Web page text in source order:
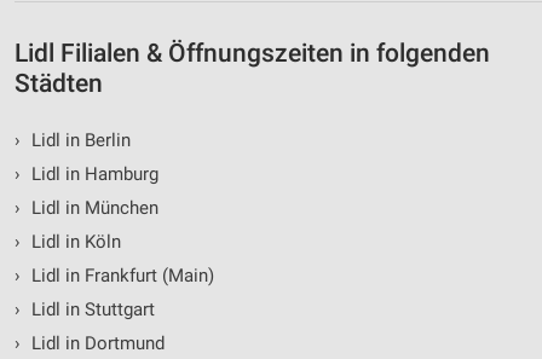
Lidl Filialen & Öffnungszeiten in folgenden
Städten
›
Lidl in Berlin
›
Lidl in Hamburg
›
Lidl in München
›
Lidl in Köln
›
Lidl in Frankfurt (Main)
›
Lidl in Stuttgart
›
Lidl in Dortmund